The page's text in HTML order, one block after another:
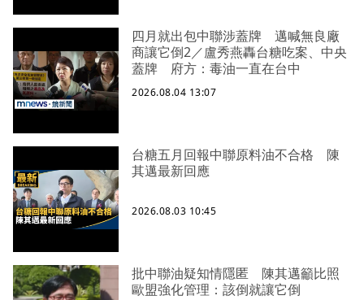
四月就出包中聯涉蓋牌 邁喊無良廠
商讓它倒2／盧秀燕轟台糖吃案、中央
蓋牌 府方：毒油一直在台中
2026.08.04 13:07
台糖五月回報中聯原料油不合格 陳
其邁最新回應
2026.08.03 10:45
批中聯油疑知情隱匿 陳其邁籲比照
歐盟強化管理：該倒就讓它倒